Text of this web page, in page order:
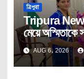
ত্রিপুরা
Tripura News:
মেয়ে অস্মিতাকে
AUG 6, 2026